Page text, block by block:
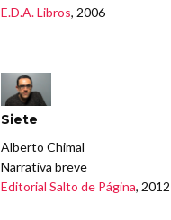
E.D.A. Libros, 2006
Siete
Alberto Chimal
Narrativa breve
Editorial Salto de Página, 2012